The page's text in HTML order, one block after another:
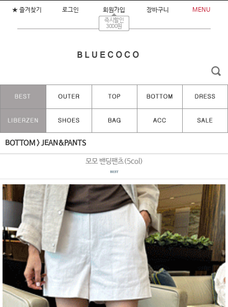
★ 즐겨찾기 로그인 회원가입
즉시할인
3000원
장바구니 MENU
BOTTOM >JEAN&PANTS
모모 밴딩팬츠(5col)